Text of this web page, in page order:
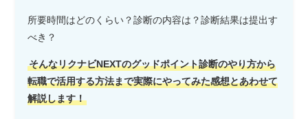
所要時間はどのくらい？診断の内容は？診断結果は提出す
べき？
そんなリクナビNEXTのグッドポイント診断のやり方から
転職で活用する方法まで実際にやってみた感想とあわせて
解説します！